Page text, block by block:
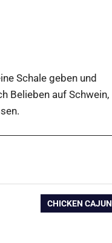
Schale geben und
Belieben auf Schwein,
NÄCHSTER
CHICKEN CAJUN